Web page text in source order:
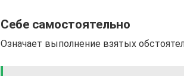
Себе самостоятельно
Означает выполнение взятых